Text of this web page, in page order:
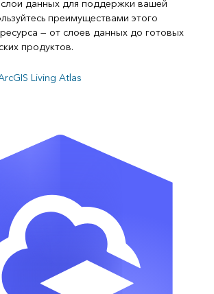
данных для поддержки вашей
преимуществами этого
— от слоев данных до готовых
продуктов.
Living Atlas